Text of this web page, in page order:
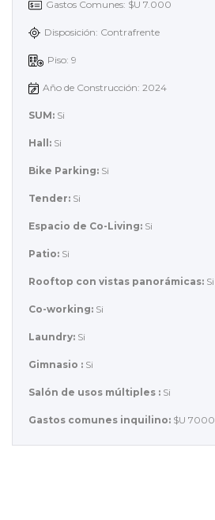
Gastos Comunes: $U 7.000
Disposición: Contrafrente
Piso: 9
Año de Construcción: 2024
SUM: Si
Hall: Si
Bike Parking: Si
Tender: Si
Espacio de Co-Living: Si
Patio: Si
Rooftop con vistas panorámicas: Si
Co-working: Si
Laundry: Si
Gimnasio : Si
Salón de usos múltiples : Si
Gastos comunes inquilino: $U 7000